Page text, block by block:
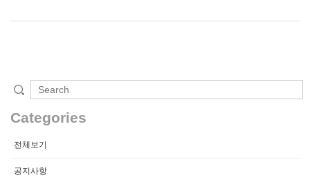
Categories
전체보기
공지사항